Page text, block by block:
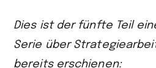
auf
LinkedIn
teilen
Dies ist der fünfte Teil
Serie über
bereits erschienen: